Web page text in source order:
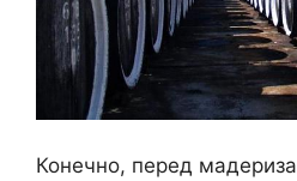
Конечно, перед